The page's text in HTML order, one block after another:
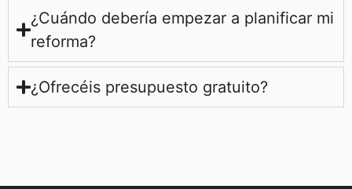
¿Cuándo debería empezar a planificar mi
reforma?
¿Ofrecéis presupuesto gratuito?